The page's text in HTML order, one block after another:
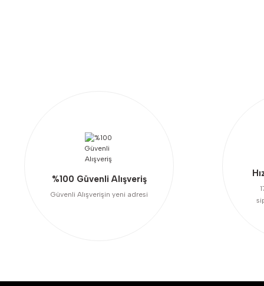
%100 Güvenli Alışveriş
Güvenli Alışverişin yeni adresi